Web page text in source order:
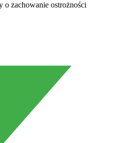
o zachowanie ostrożności